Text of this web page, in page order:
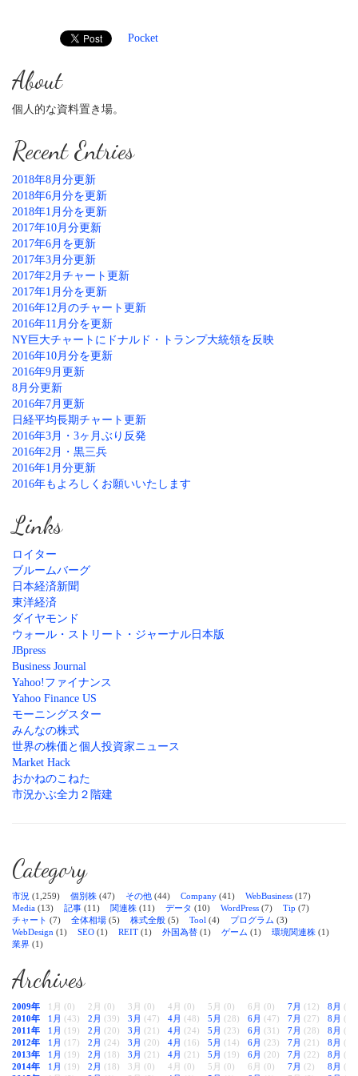
Pocket
About
個人的な資料置き場。
Recent Entries
2018年8月分更新
2018年6月分を更新
2018年1月分を更新
2017年10月分更新
2017年6月を更新
2017年3月分更新
2017年2月チャート更新
2017年1月分を更新
2016年12月のチャート更新
2016年11月分を更新
NY巨大チャートにドナルド・トランプ大統領を反映
2016年10月分を更新
2016年9月更新
8月分更新
2016年7月更新
日経平均長期チャート更新
2016年3月・3ヶ月ぶり反発
2016年2月・黒三兵
2016年1月分更新
2016年もよろしくお願いいたします
Links
ロイター
ブルームバーグ
日本経済新聞
東洋経済
ダイヤモンド
ウォール・ストリート・ジャーナル日本版
JBpress
Business Journal
Yahoo!ファイナンス
Yahoo Finance US
モーニングスター
みんなの株式
世界の株価と個人投資家ニュース
Market Hack
おかねのこねた
市況かぶ全力２階建
Category
市況 (1,259) 個別株 (47) その他 (44) Company (41) WebBusiness (17)
Media (13) 記事 (11) 関連株 (11) データ (10) WordPress (7) Tip (7)
チャート (7) 全体相場 (5) 株式全般 (5) Tool (4) プログラム (3)
WebDesign (1) SEO (1) REIT (1) 外国為替 (1) ゲーム (1) 環境関連株 (1)
業界 (1)
Archives
2009年 1月 (0) 2月 (0) 3月 (0) 4月 (0) 5月 (0) 6月 (0) 7月 (12) 8月
2010年
1月 (43) 2月 (39) 3月 (47) 4月 (48) 5月 (28) 6月 (47) 7月 (27) 8月
2011年
1月 (19) 2月 (20) 3月 (21) 4月 (24) 5月 (23) 6月 (31) 7月 (28) 8月
2012年
1月 (17) 2月 (24) 3月 (20) 4月 (16) 5月 (14) 6月 (23) 7月 (21) 8月
2013年
1月 (19) 2月 (18) 3月 (21) 4月 (21) 5月 (19) 6月 (20) 7月 (22) 8月
2014年
1月 (19) 2月 (18) 3月 (0) 4月 (0) 5月 (0) 6月 (0) 7月 (2) 8月 (2)